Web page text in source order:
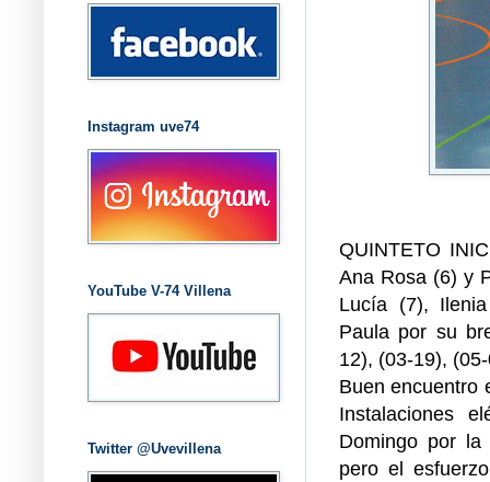
QUINTETO
Ana Rosa (6) y
Lucía (7),
Paula por su
12), (03-19),
Buen encuentro
Instalaciones
Domingo por la
pero el
Instagram uve74
YouTube V-74 Villena
Twitter @Uvevillena